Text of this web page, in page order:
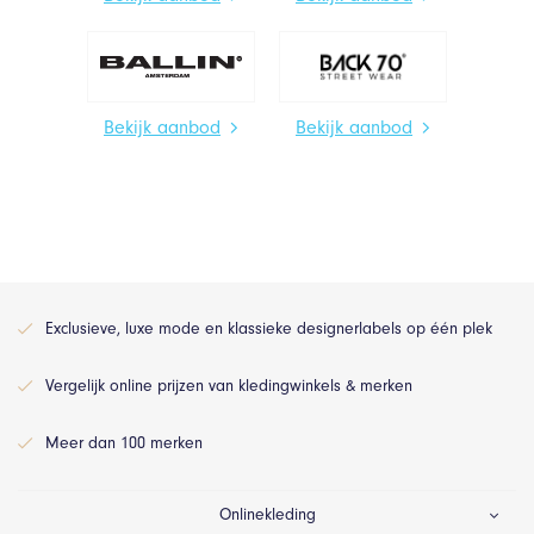
Bekijk aanbod Bekijk aanbod
Exclusieve, luxe mode en klassieke designerlabels op één plek
Vergelijk online prijzen van kledingwinkels & merken
Meer dan 100 merken
Onlinekleding